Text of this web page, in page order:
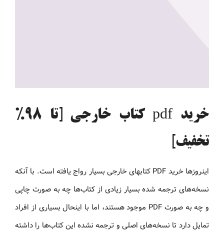
خرید pdf کتاب خارجی [تا 98%
تخفیف]
اینروزها خرید PDF کتاب‎های خارجی بسیار رواج یافته است. با آنکه
نسخه‌های ترجمه شده بسیار زیادی از کتاب‌ها چه به صورت چاپی
و چه به صورت PDF موجود هستند، اما با اینحال بسیاری از افراد
تمایل دارد تا نسخه‌های اصلی و ترجمه نشده این کتاب‌ها را داشته